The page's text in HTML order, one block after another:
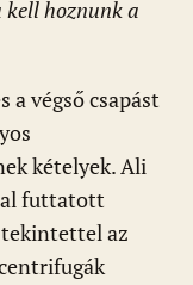
kell hoznunk a
a végső csapást
kételyek. Ali
futtatott
az